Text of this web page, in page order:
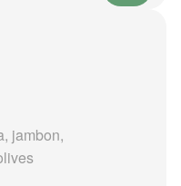
jambon,